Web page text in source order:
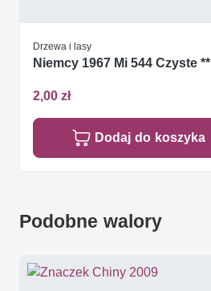
Drzewa i lasy
Niemcy 1967 Mi 544 Czyste **
2,00 zł
Dodaj do koszyka
Podobne walory